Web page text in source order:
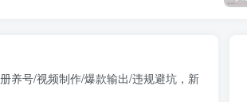
养号/视频制作/爆款输出/违规避坑，新